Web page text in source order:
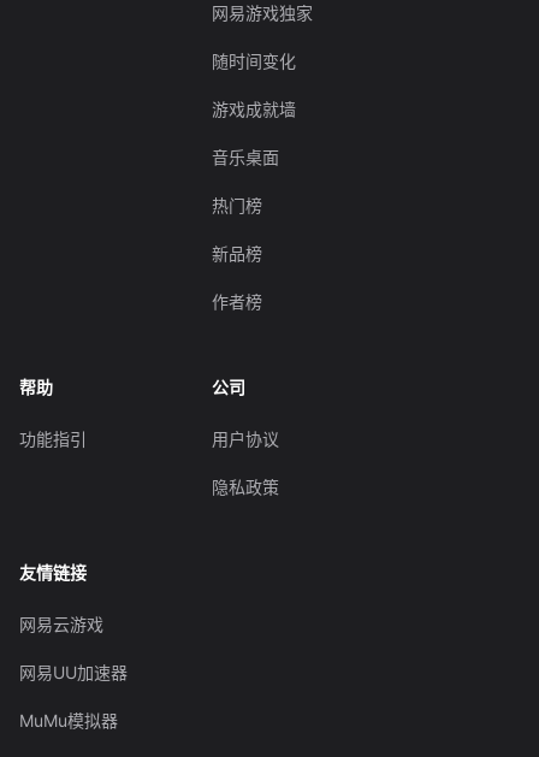
网易游戏独家
随时间变化
游戏成就墙
音乐桌面
热门榜
新品榜
作者榜
帮助
功能指引
公司
用户协议
隐私政策
友情链接
网易云游戏
网易UU加速器
MuMu模拟器